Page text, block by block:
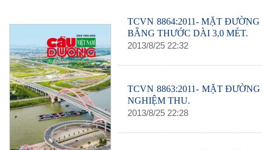
TCVN 8864:2011- MẶT
BẰNG THƯỚC DÀI 3,0 MÉT.
2013/8/25 22:32
TCVN 8863:2011- MẶT
NGHIỆM THU.
2013/8/25 22:28
60 NĂM ĐIỆN BIÊN PHỦ